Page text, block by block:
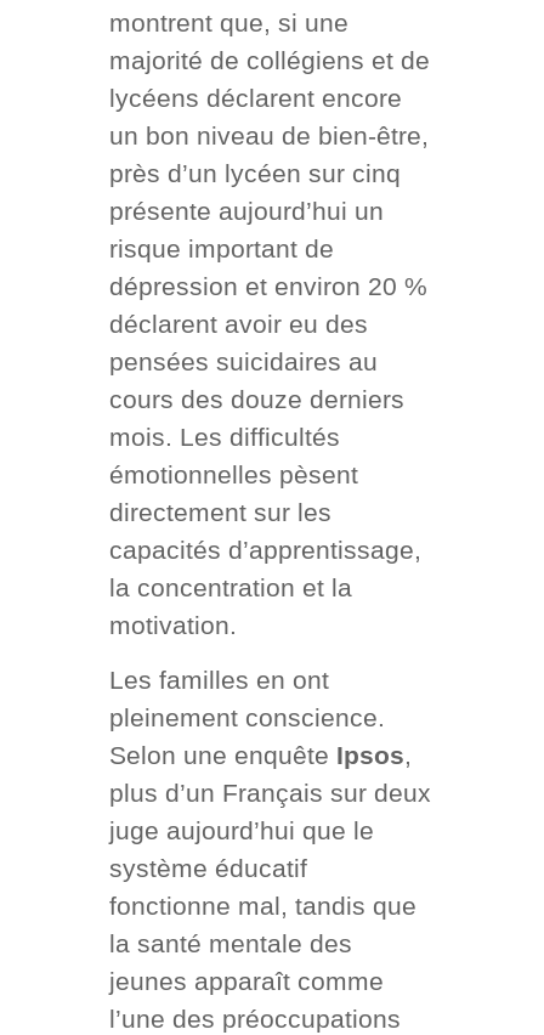
montrent que, si une
majorité de collégiens et de
lycéens déclarent encore
un bon niveau de bien-être,
près d’un lycéen sur cinq
présente aujourd’hui un
risque important de
dépression et environ 20 %
déclarent avoir eu des
pensées suicidaires au
cours des douze derniers
mois. Les difficultés
émotionnelles pèsent
directement sur les
capacités d’apprentissage,
la concentration et la
motivation.
Les familles en ont
pleinement conscience.
Selon une enquête Ipsos,
plus d’un Français sur deux
juge aujourd’hui que le
système éducatif
fonctionne mal, tandis que
la santé mentale des
jeunes apparaît comme
l’une des préoccupations